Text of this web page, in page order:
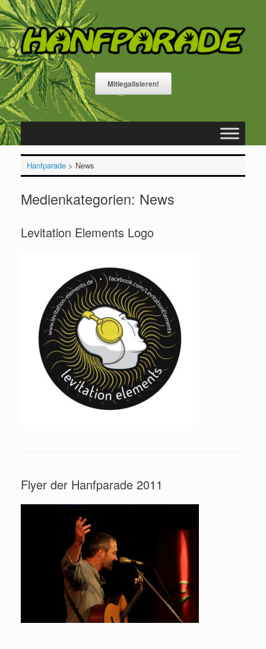
Zum
Inhalt
springen
Mitlegalisieren!
Hanfparade> News
Medienkategorien: News
Levitation Elements Logo
Flyer der Hanfparade 2011